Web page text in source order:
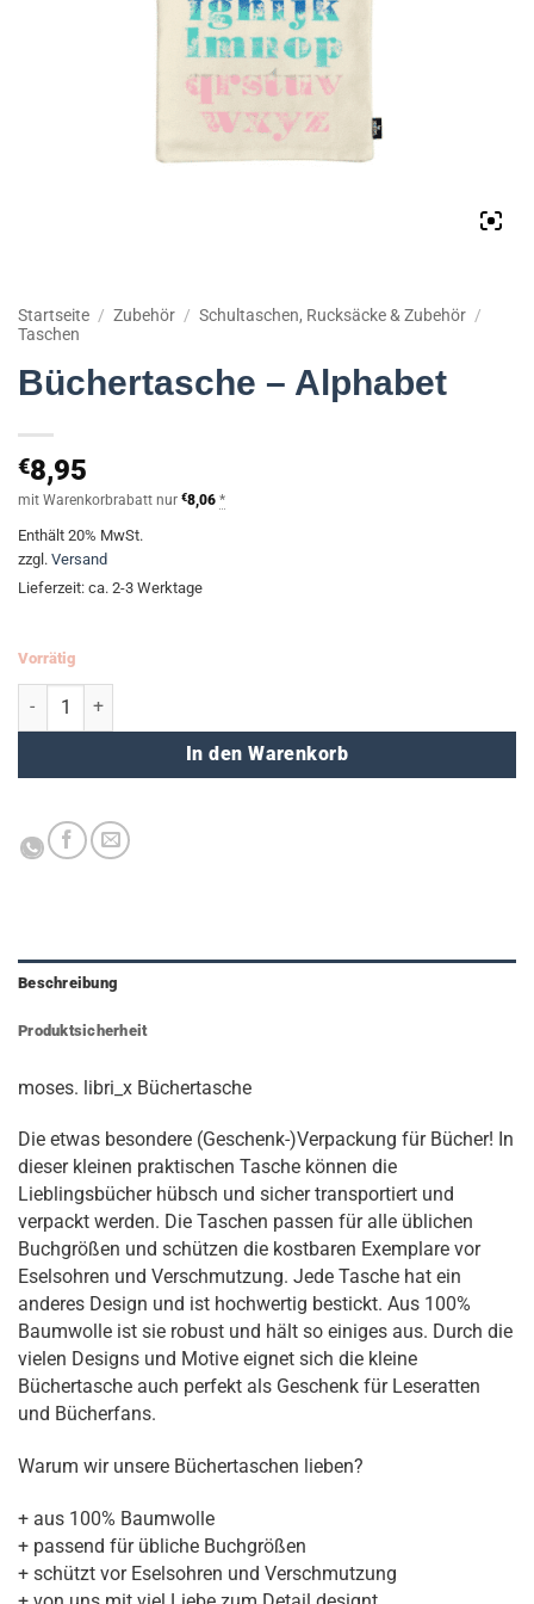
Startseite / Zubehör / Schultaschen, Rucksäcke & Zubehör /
Taschen
Büchertasche – Alphabet
€8,95
mit Warenkorbrabatt nur €8,06 *
Enthält 20% MwSt.
zzgl. Versand
Lieferzeit: ca. 2-3 Werktage
Vorrätig
Büchertasche - Alphabet Menge
In den Warenkorb
Beschreibung
Produktsicherheit
moses. libri_x Büchertasche
Die etwas besondere (Geschenk-)Verpackung für Bücher! In
dieser kleinen praktischen Tasche können die
Lieblingsbücher hübsch und sicher transportiert und
verpackt werden. Die Taschen passen für alle üblichen
Buchgrößen und schützen die kostbaren Exemplare vor
Eselsohren und Verschmutzung. Jede Tasche hat ein
anderes Design und ist hochwertig bestickt. Aus 100%
Baumwolle ist sie robust und hält so einiges aus. Durch die
vielen Designs und Motive eignet sich die kleine
Büchertasche auch perfekt als Geschenk für Leseratten
und Bücherfans.
Warum wir unsere Büchertaschen lieben?
+ aus 100% Baumwolle
+ passend für übliche Buchgrößen
+ schützt vor Eselsohren und Verschmutzung